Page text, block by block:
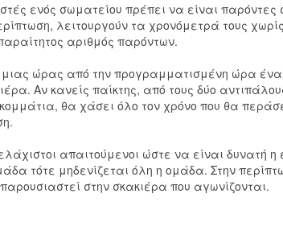
ενός σωματείου πρέπει να είναι παρόντες
λειτουργούν τα χρονόμετρά τους
αριθμός παρόντων.
ώρας από την προγραμματισμένη ώρα
Αν κανείς παίκτης, από τους δύο
θα χάσει όλο τον χρόνο που θα
απαιτούμενοι ώστε να είναι δυνατή η
τότε μηδενίζεται όλη η ομάδα. Στην
στην σκακιέρα που αγωνίζονται.